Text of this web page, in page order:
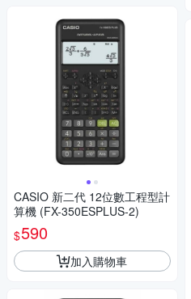
CASIO 新二代 12位數工程型計
算機 (FX-350ESPLUS-2)
$590
加入購物車